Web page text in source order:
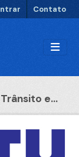
Contato
e...